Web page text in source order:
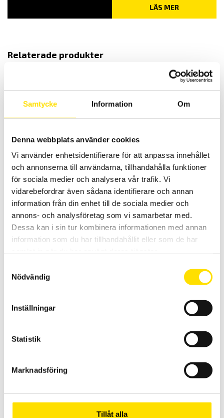
Samtycke Information Om
Denna webbplats använder cookies
Vi använder enhetsidentifierare för att anpassa innehållet
och annonserna till användarna, tillhandahålla funktioner
för sociala medier och analysera vår trafik. Vi
vidarebefordrar även sådana identifierare och annan
information från din enhet till de sociala medier och
annons- och analysföretag som vi samarbetar med.
Dessa kan i sin tur kombinera informationen med annan
information som du har tillhandahållit eller som de har
Nödvändig
Inställningar
Statistik
Marknadsföring
Tillåt alla
LÄS MER
Relaterade produkter
ETL DataView och drivrutiner
DataView-mjukvara för ATS400-serien samt drivrutiner.
LÄS MER
Reservspetsar för PE-provspetsar till ATS400 och RS36